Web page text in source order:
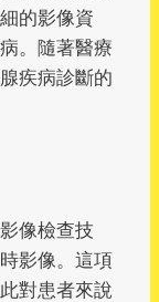
的影像資
。隨著醫療
疾病診斷的
像檢查技
影像。這項
對患者來說